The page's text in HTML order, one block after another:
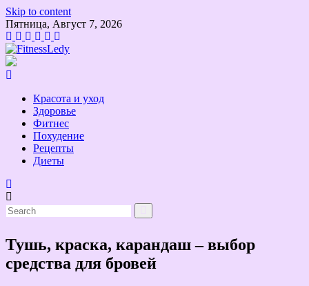
Skip to content
Пятница, Август 7, 2026
Красота и уход
Здоровье
Фитнес
Похудение
Рецепты
Диеты
Тушь, краска, карандаш – выбор
средства для бровей